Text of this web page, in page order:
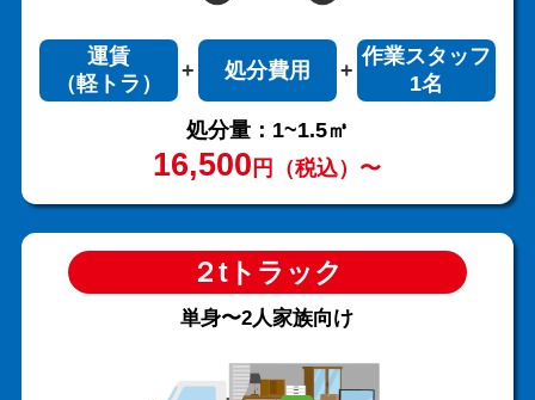
運賃
（軽トラ）
処分費用
作業スタッフ
1名
処分量：1~1.5㎥
16,500 円（税込）〜
２tトラック
単身〜2人家族向け